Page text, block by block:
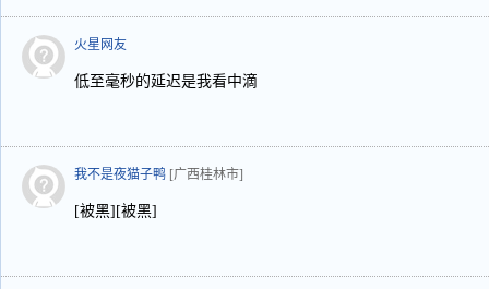
火星网友
低至毫秒的延迟是我看中滴
我不是夜猫子鸭 [广西桂林市]
[被黑][被黑]